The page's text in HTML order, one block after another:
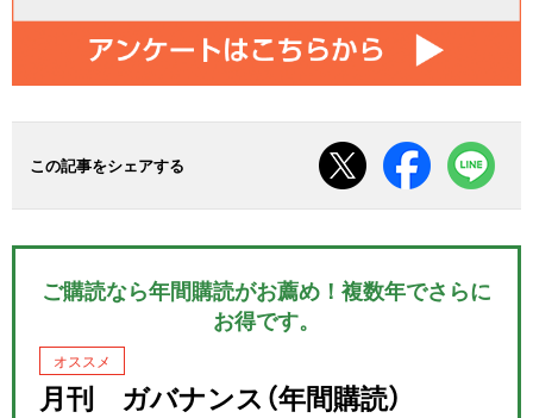
この記事をシェアする
ご購読なら年間購読がお薦め！複数年でさらに
お得です。
オススメ
月刊 ガバナンス（年間購読）